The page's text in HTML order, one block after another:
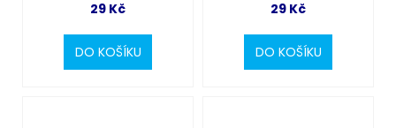
29 Kč
DO KOŠÍKU
29 Kč
DO KOŠÍKU